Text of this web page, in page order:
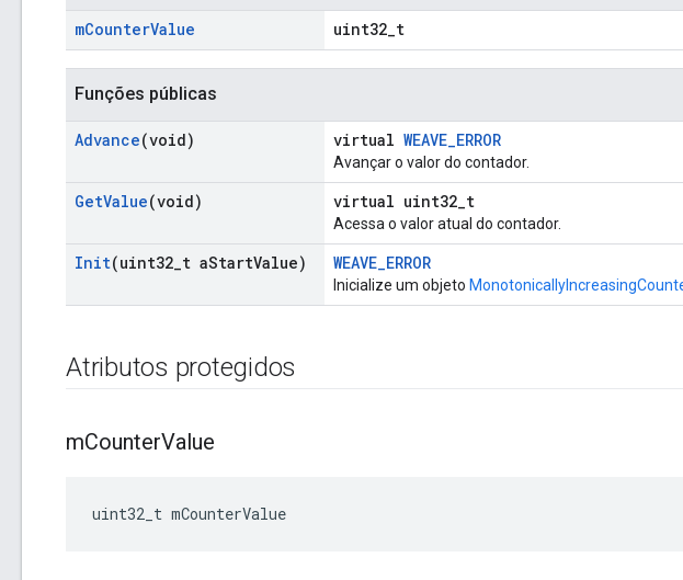
mCounterValue uint32_t
Funções públicas
Advance(void) virtual WEAVE_ERROR
Avançar o valor do contador.
GetValue(void) virtual uint32_t
Acessa o valor atual do contador.
Init(uint32 t aStartValue) WEAVE_ERROR
Inicialize um objeto
Atributos protegidos
mCounterValue
uint32_t mCounterValue